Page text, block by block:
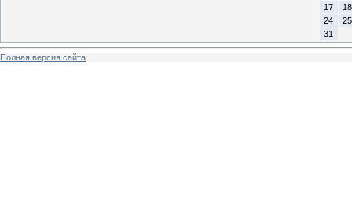
17
18
24
25
31
Полная версия сайта